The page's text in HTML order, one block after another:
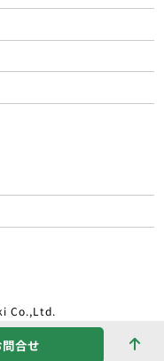
問合せ
Co.,Ltd.